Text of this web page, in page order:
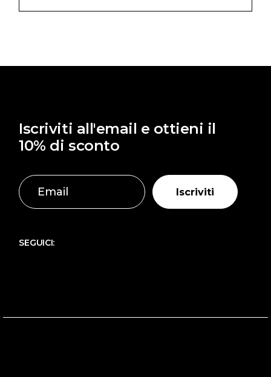
Iscriviti all'email e ottieni il
10% di sconto
Iscriviti
SEGUICI: